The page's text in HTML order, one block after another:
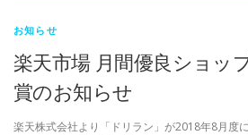
お知らせ
楽天市場 月間優良ショッ
賞のお知らせ
楽天株式会社より「ドリラン」が2018年8月度